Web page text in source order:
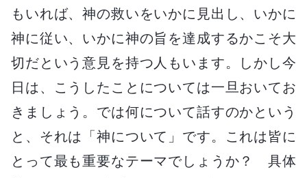
もいれば、神の救いをいかに見出し、いかに
神に従い、いかに神の旨を達成するかこそ大
切だという意見を持つ人もいます。しかし今
日は、こうしたことについては一旦おいてお
きましょう。では何について話すのかという
と、それは「神について」です。これは皆に
とって最も重要なテーマでしょうか？ 具体